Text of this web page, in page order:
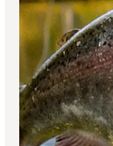
Overnatning
Planlæg ferien